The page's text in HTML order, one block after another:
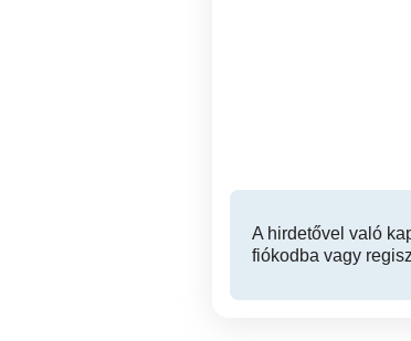
A hirdetővel való
fiókodba vagy